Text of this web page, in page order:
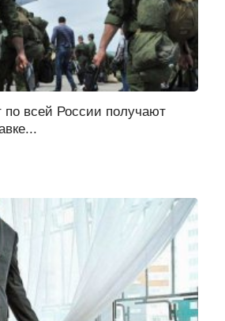
по всей России получают